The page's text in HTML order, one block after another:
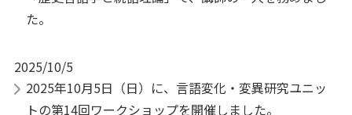
た。
2025/10/5
2025年10月5日（日）に、言語変化・変異研究ユニッ
トの第14回ワークショップを開催しました。